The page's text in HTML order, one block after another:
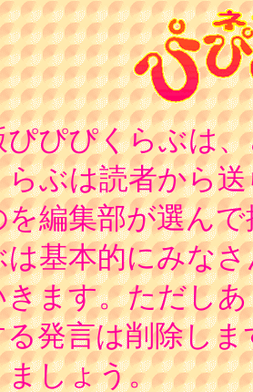
ぴぴぴくらぶは
らぶは読者から
を編集部が選ん
は基本的にみな
ます。ただし
発言は削除し
ましょう。